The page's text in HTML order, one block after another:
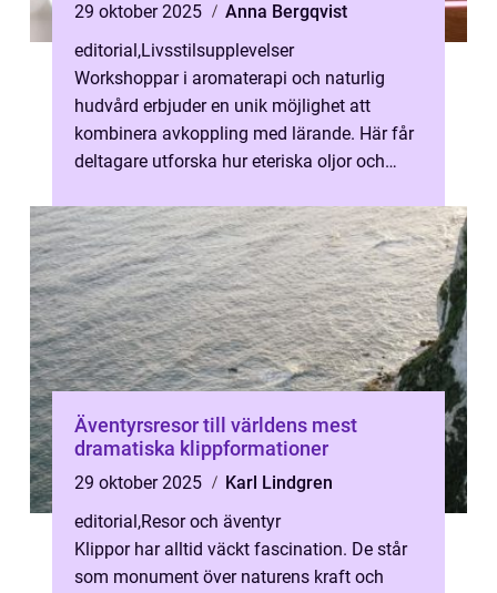
29 oktober 2025
Anna Bergqvist
editorial,Livsstilsupplevelser
Workshoppar i aromaterapi och naturlig
hudvård erbjuder en unik möjlighet att
kombinera avkoppling med lärande. Här får
deltagare utforska hur eteriska oljor och
Äventyrsresor till världens mest
dramatiska klippformationer
29 oktober 2025
Karl Lindgren
editorial,Resor och äventyr
Klippor har alltid väckt fascination. De står
som monument över naturens kraft och